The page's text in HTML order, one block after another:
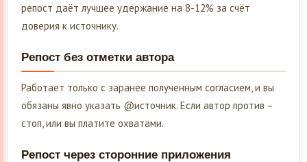
репост даёт лучшее удержание на 8-12% за счёт
доверия к источнику.
Репост без отметки автора
Работает только с заранее полученным согласием, и вы
обязаны явно указать @источник. Если автор против –
стоп, или вы платите охватами.
Репост через сторонние приложения